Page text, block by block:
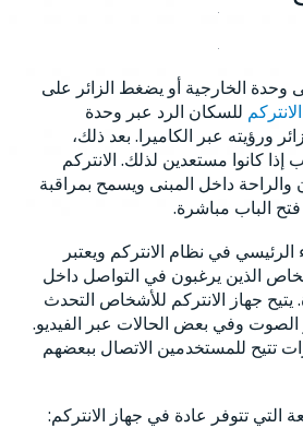
الخارجية أو يضغط الزائر على
الانتركم للسكان الرد عبر وحدة
ورؤيته عبر الكاميرا. بعد ذلك،
كانوا مستعدين لذلك. الانتركم
داخل المبنى ويسمح بمراقبة
الباب مباشرة.
الرئيسي في نظام الانتركم ويعتبر
الذين يرغبون في التواصل داخل
جهاز الانتركم للأشخاص التحدث
وفي بعض الحالات عبر الفيديو.
تتيح للمستخدمين الاتصال ببعضهم
التي تتوفر عادة في جهاز الانتركم: